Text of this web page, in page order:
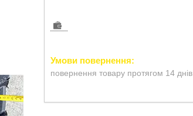
повернення товару протягом 14 днів